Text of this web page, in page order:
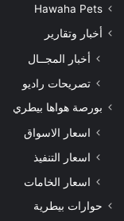
Hawaha Pets
أخبار وتقارير
أخبار المجــال
تصريحات راديو
بورصة هواها بيطري
اسعار الاسواق
اسعار التنفيذ
اسعار الخامات
حوارات بيطرية